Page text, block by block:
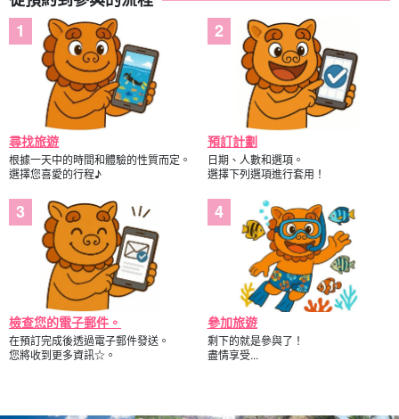
尋找旅遊
根據一天中的時間和體驗的性質而定。
選擇您喜愛的行程♪
預訂計劃
日期、人數和選項。
選擇下列選項進行套用！
檢查您的電子郵件。
在預訂完成後透過電子郵件發送。
您將收到更多資訊☆。
參加旅遊
剩下的就是參與了！
盡情享受...